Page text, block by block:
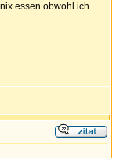
essen obwohl ich